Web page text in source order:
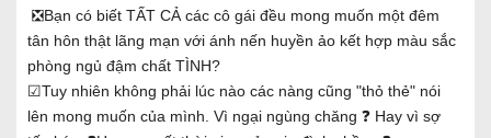
️ ❎Bạn có biết TẤT CẢ các cô gái đều mong muốn một đêm
tân hôn thật lãng mạn với ánh nến huyền ảo kết hợp màu sắc
phòng ngủ đậm chất TÌNH?
☑Tuy nhiên không phải lúc nào các nàng cũng "thỏ thẻ" nói
lên mong muốn của mình. Vì ngại ngùng chăng ❓ Hay vì sợ